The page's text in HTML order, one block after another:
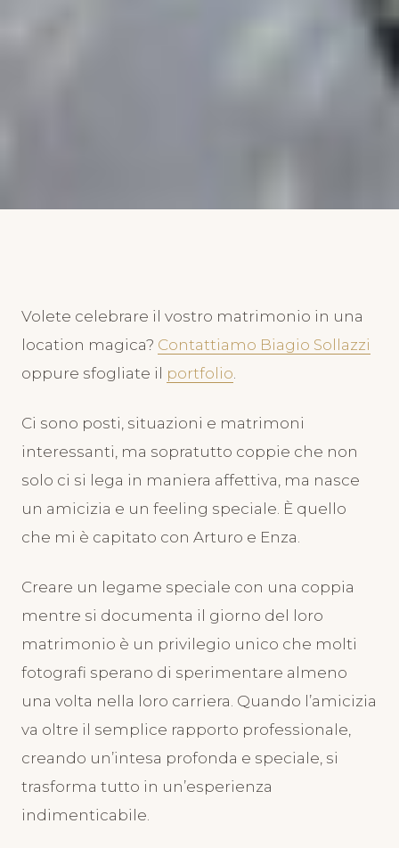
Roccapiemonte
23 Giugno 2024
Volete celebrare il vostro matrimonio in una
location magica? Contattiamo Biagio Sollazzi
oppure sfogliate il portfolio.
Ci sono posti, situazioni e matrimoni
interessanti, ma sopratutto coppie che non
solo ci si lega in maniera affettiva, ma nasce
un amicizia e un feeling speciale. È quello
che mi è capitato con Arturo e Enza.
Creare un legame speciale con una coppia
mentre si documenta il giorno del loro
matrimonio è un privilegio unico che molti
fotografi sperano di sperimentare almeno
una volta nella loro carriera. Quando l’amicizia
va oltre il semplice rapporto professionale,
creando un’intesa profonda e speciale, si
trasforma tutto in un’esperienza
indimenticabile.